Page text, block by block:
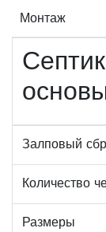
Монтаж
Залповый
Количество
Размеры